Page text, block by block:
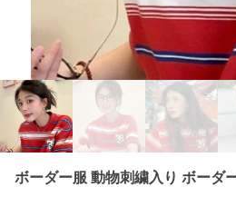
ボーダー服 動物刺繍入り ボーダ